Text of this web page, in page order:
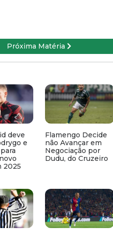
Próxima Matéria
deve
e
2025
Flamengo Decide
não Avançar em
Negociação por
Dudu, do Cruzeiro